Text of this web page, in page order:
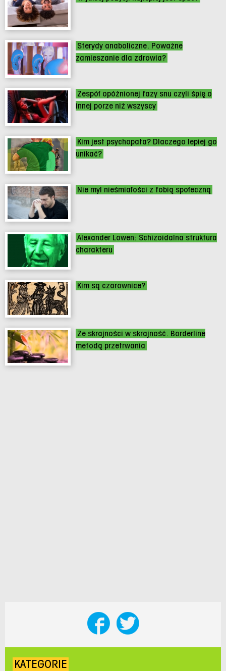
Sterydy anaboliczne. Poważne
zamieszanie dla zdrowia?
Zespół opóźnionej fazy snu czyli śpię o
innej porze niż wszyscy
Kim jest psychopata? Dlaczego lepiej go
unikać?
Nie myl nieśmiałości z fobią społeczną
Alexander Lowen: Schizoidalna struktura
charakteru
Kim są czarownice?
Ze skrajności w skrajność. Borderline
metodą przetrwania
KATEGORIE